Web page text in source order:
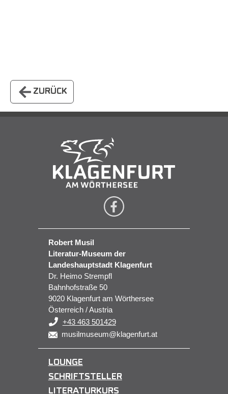
ZURÜCK
Robert Musil
Literatur-Museum der
Landeshauptstadt Klagenfurt
Dr. Heimo Strempfl
Bahnhofstraße 50
9020 Klagenfurt am Wörthersee
Österreich / Austria
+43 463 501429
musilmuseum@klagenfurt.at
LOUNGE
SCHRIFTSTELLER
LITERATURKURS